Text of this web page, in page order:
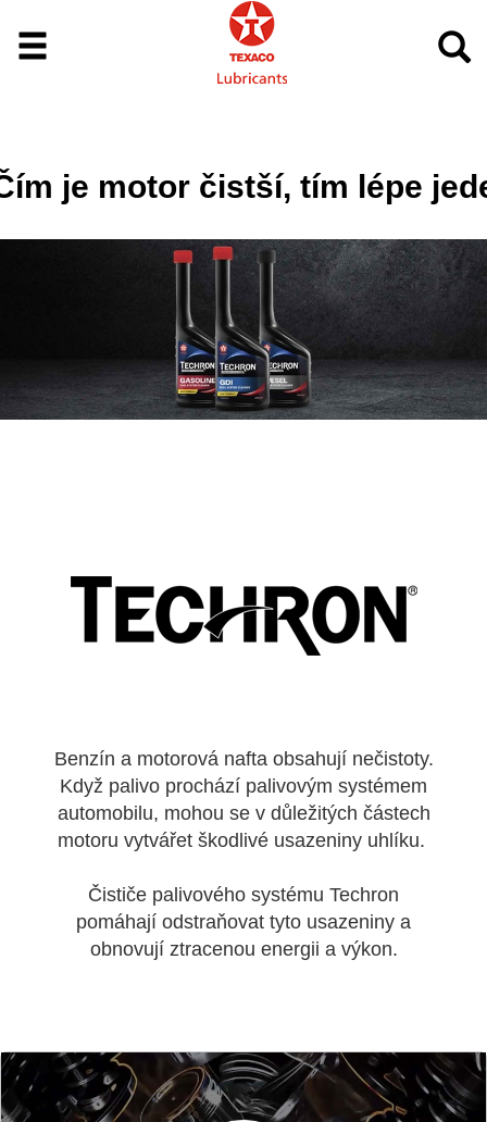
je motor čistší, tím lépe
Benzín a motorová nafta obsahují nečistoty.
Když palivo prochází palivovým systémem
automobilu, mohou se v důležitých částech
motoru vytvářet škodlivé usazeniny uhlíku.
Čističe palivového systému Techron
pomáhají odstraňovat tyto usazeniny a
obnovují ztracenou energii a výkon.